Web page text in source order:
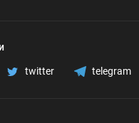
twitter telegram